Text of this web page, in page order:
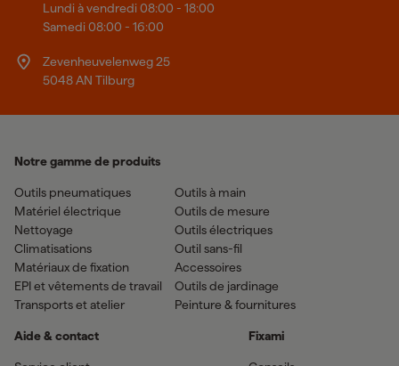
Lundi à vendredi 08:00 - 18:00
Samedi 08:00 - 16:00
Zevenheuvelenweg 25
5048 AN Tilburg
Notre gamme de produits
Outils pneumatiques
Matériel électrique
Nettoyage
Climatisations
Matériaux de fixation
EPI et vêtements de travail
Transports et atelier
Outils à main
Outils de mesure
Outils électriques
Outil sans-fil
Accessoires
Outils de jardinage
Peinture & fournitures
Aide & contact Fixami